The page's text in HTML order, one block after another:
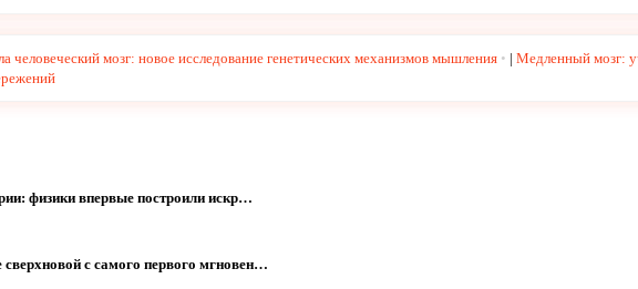
человеческий мозг: новое исследование генетических механизмов мышления | Медленный мозг:
физики впервые построили искр…
с самого первого мгновен…